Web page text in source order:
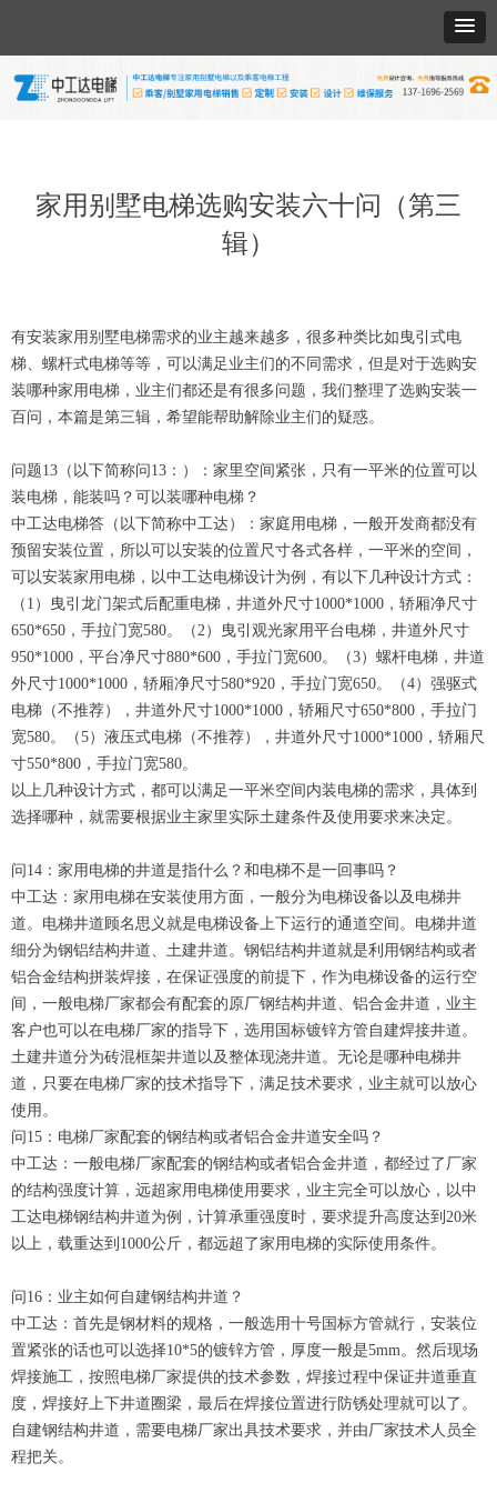
家用别墅电梯选购安装六十问（第三
辑）
有安装家用别墅电梯需求的业主越来越多，很多种类比如曳引式电
梯、螺杆式电梯等等，可以满足业主们的不同需求，但是对于选购安
装哪种家用电梯，业主们都还是有很多问题，我们整理了选购安装一
百问，本篇是第三辑，希望能帮助解除业主们的疑惑。
问题13（以下简称问13：）：家里空间紧张，只有一平米的位置可以
装电梯，能装吗？可以装哪种电梯？
中工达电梯答（以下简称中工达）：家庭用电梯，一般开发商都没有
预留安装位置，所以可以安装的位置尺寸各式各样，一平米的空间，
可以安装家用电梯，以中工达电梯设计为例，有以下几种设计方式：
（1）曳引龙门架式后配重电梯，井道外尺寸1000*1000，轿厢净尺寸
650*650，手拉门宽580。（2）曳引观光家用平台电梯，井道外尺寸
950*1000，平台净尺寸880*600，手拉门宽600。（3）螺杆电梯，井道
外尺寸1000*1000，轿厢净尺寸580*920，手拉门宽650。（4）强驱式
电梯（不推荐），井道外尺寸1000*1000，轿厢尺寸650*800，手拉门
宽580。（5）液压式电梯（不推荐），井道外尺寸1000*1000，轿厢尺
寸550*800，手拉门宽580。
以上几种设计方式，都可以满足一平米空间内装电梯的需求，具体到
选择哪种，就需要根据业主家里实际土建条件及使用要求来决定。
问14：家用电梯的井道是指什么？和电梯不是一回事吗？
中工达：家用电梯在安装使用方面，一般分为电梯设备以及电梯井
道。电梯井道顾名思义就是电梯设备上下运行的通道空间。电梯井道
细分为钢铝结构井道、土建井道。钢铝结构井道就是利用钢结构或者
铝合金结构拼装焊接，在保证强度的前提下，作为电梯设备的运行空
间，一般电梯厂家都会有配套的原厂钢结构井道、铝合金井道，业主
客户也可以在电梯厂家的指导下，选用国标镀锌方管自建焊接井道。
土建井道分为砖混框架井道以及整体现浇井道。无论是哪种电梯井
道，只要在电梯厂家的技术指导下，满足技术要求，业主就可以放心
使用。
问15：电梯厂家配套的钢结构或者铝合金井道安全吗？
中工达：一般电梯厂家配套的钢结构或者铝合金井道，都经过了厂家
的结构强度计算，远超家用电梯使用要求，业主完全可以放心，以中
工达电梯钢结构井道为例，计算承重强度时，要求提升高度达到20米
以上，载重达到1000公斤，都远超了家用电梯的实际使用条件。
问16：业主如何自建钢结构井道？
中工达：首先是钢材料的规格，一般选用十号国标方管就行，安装位
置紧张的话也可以选择10*5的镀锌方管，厚度一般是5mm。然后现场
焊接施工，按照电梯厂家提供的技术参数，焊接过程中保证井道垂直
度，焊接好上下井道圈梁，最后在焊接位置进行防锈处理就可以了。
自建钢结构井道，需要电梯厂家出具技术要求，并由厂家技术人员全
程把关。